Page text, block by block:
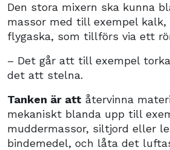
Den stora mixern ska kunna
massor med till exempel
flygaska, som tillförs via ett
– Det går att till exempel
det att stelna.
Tanken är att återvinna
mekaniskt blanda upp till
muddermassor, siltjord eller
bindemedel, och låta det